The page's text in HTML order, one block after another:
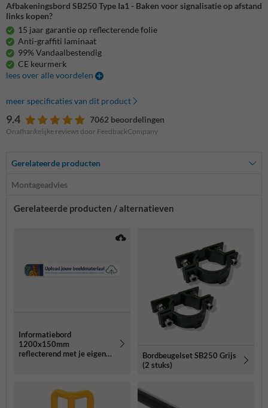
Afbakeningsbord SB250 Type Ia1 - Baken voor signalisatie op afstand
links kopen?
15 jaar garantie op reflecterende folie
Anti-graffiti laminaat
99% Vandaalbestendig
CE keurmerk
lees over alle voordelen
meer specificaties van dit product
9.4 7062 beoordelingen
Onafhankelijke reviews door FeedbackCompany
Gerelateerde producten
Montageadvies
Gerelateerde producten / alternatieven
Informatiebord
1200x150mm
reflecterend met je eigen
Bordbeugelset SB250 Grijs
(2 stuks)